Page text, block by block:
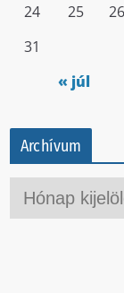
« júl
24
25 26
31
Archívum
r